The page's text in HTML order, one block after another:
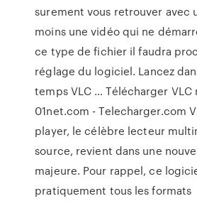
surement vous retrouver avec
moins une vidéo qui ne
ce type de fichier il faudra
réglage du logiciel. Lancez
temps VLC … Télécharger VLC
01net.com - Telecharger.com
player, le célèbre lecteur
source, revient dans une
majeure. Pour rappel, ce
pratiquement tous les formats